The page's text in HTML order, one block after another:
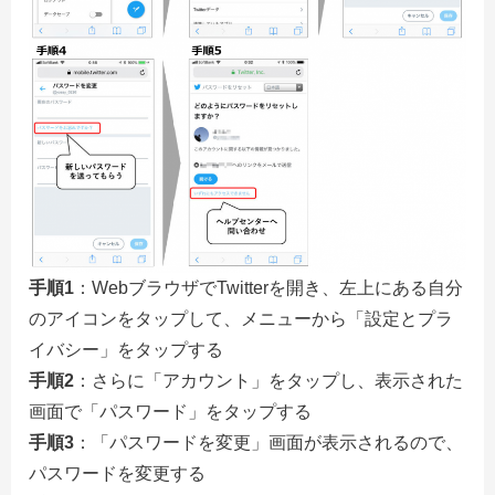
手順1 ：WebブラウザでTwitterを開き、左上にある自分
のアイコンをタップして、メニューから「設定とプラ
イバシー」をタップする
手順2 ：さらに「アカウント」をタップし、表示された
画面で「パスワード」をタップする
手順3 ：「パスワードを変更」画面が表示されるので、
パスワードを変更する